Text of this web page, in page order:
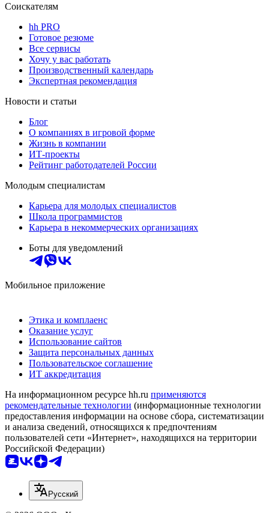
Соискателям
hh PRO
Готовое резюме
Все сервисы
Хочу у вас работать
Производственный календарь
Экспертная рекомендация
Новости и статьи
Блог
О компаниях в игровой форме
Жизнь в компании
ИТ-проекты
Рейтинг работодателей России
Молодым специалистам
Карьера для молодых специалистов
Школа программистов
Карьера в некоммерческих организациях
Боты для уведомлений
Мобильное приложение
Этика и комплаенс
Оказание услуг
Использование сайтов
Защита персональных данных
Пользовательское соглашение
ИТ аккредитация
На информационном ресурсе hh.ru применяются
рекомендательные технологии (информационные технологии
предоставления информации на основе сбора, систематизации
и анализа сведений, относящихся к предпочтениям
пользователей сети «Интернет», находящихся на территории
Российской Федерации)
Русский